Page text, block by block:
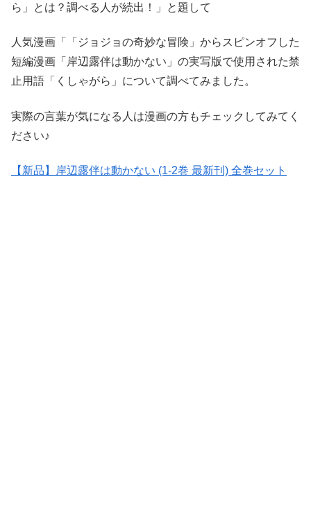
ら」とは？調べる人が続出！」と題して
人気漫画「「ジョジョの奇妙な冒険」からスピンオフした
短編漫画「岸辺露伴は動かない」の実写版で使用された禁
止用語「くしゃがら」について調べてみました。
実際の言葉が気になる人は漫画の方もチェックしてみてく
ださい♪
【新品】岸辺露伴は動かない (1-2巻 最新刊) 全巻セット